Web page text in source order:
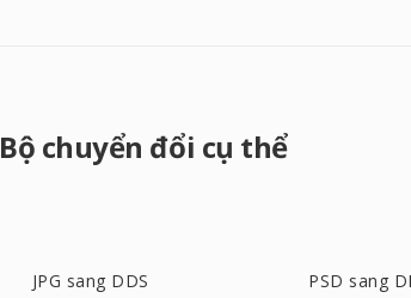
Bộ chuyển đổi cụ thể
JPG sang DDS PSD sang